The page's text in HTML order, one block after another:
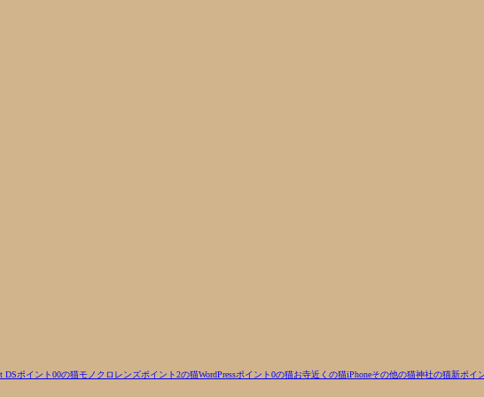
DSポイント00の猫モノクロ レンズポイント2の猫WordPressポイント0の猫お寺近くの猫iPhoneその他の猫神社の猫新ポイ